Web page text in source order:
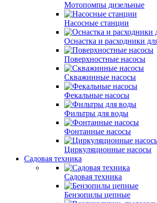
Мотопомпы дизельные
Насосные станции
Оснастка и расходники
Поверхностные насосы
Скважинные насосы
Фекальные насосы
Фильтры для воды
Фонтанные насосы
Циркуляционные насосы
Садовая техника
Садовая техника
Бензопилы цепные